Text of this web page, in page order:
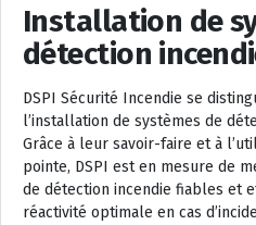
Installation de
détection
DSPI Sécurité Incendie se
l’installation de systèmes de
Grâce à leur savoir-faire et à
pointe, DSPI est en mesure de
de détection incendie fiables et
réactivité optimale en cas